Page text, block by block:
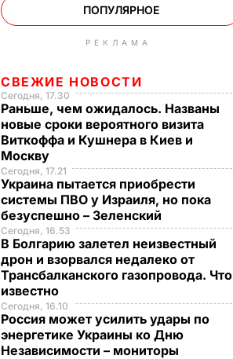
ПОПУЛЯРНОЕ
РЕКЛАМА
СВЕЖИЕ НОВОСТИ
Сегодня, 17.30
Раньше, чем ожидалось. Названы
новые сроки вероятного визита
Виткоффа и Кушнера в Киев и
Москву
Сегодня, 17.21
Украина пытается приобрести
системы ПВО у Израиля, но пока
безуспешно – Зеленский
Сегодня, 16.53
В Болгарию залетел неизвестный
дрон и взорвался недалеко от
Трансбалканского газопровода. Что
известно
Сегодня, 16.10
Россия может усилить удары по
энергетике Украины ко Дню
Независимости – мониторы